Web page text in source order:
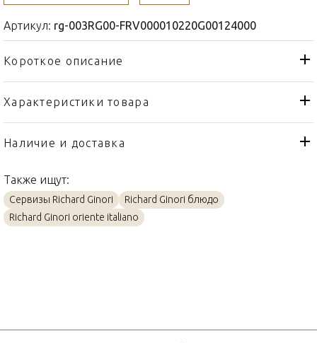
Артикул: rg-003RG00-FRV000010220G00124000
Короткое описание
Характеристики товара
Тип товара
Блюдо
Бренд
Страна производителя
Материал
Фарфор
Объем / Размер
22,5см
Наличие и доставка
Также ищут:
Сервизы Richard Ginori
Richard Ginori блюдо
Richard Ginori oriente italiano